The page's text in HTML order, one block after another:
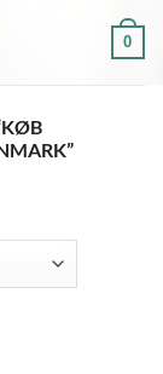
0